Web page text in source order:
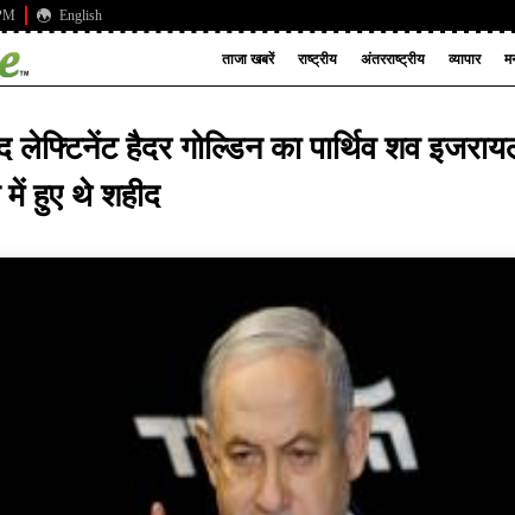
English
ताजा खबरें राष्ट्रीय अंतरराष्ट्रीय व्यापार
लेफ्टिनेंट हैदर गोल्डिन का पार्थिव शव
हुए थे शहीद